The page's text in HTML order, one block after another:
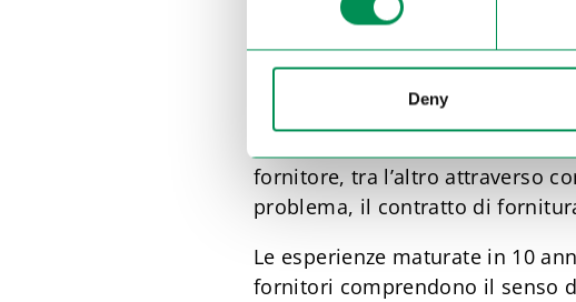
Deny
Gli enti di controllo
l’accordo viene rispettato o
all’estero insieme agli enti di
fornitore, tra l’altro attraverso
problema, il contratto di
Le esperienze maturate in 10
fornitori comprendono il senso